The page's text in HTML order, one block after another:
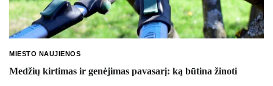
MIESTO NAUJIENOS
Medžių kirtimas ir genėjimas pavasarį: ką būtina žinoti